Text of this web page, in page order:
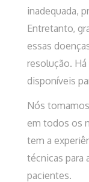
inadequada,
Entretanto,
essas
resolução.
disponíveis
Nós
em todos os
tem a
técnicas para
pacientes.